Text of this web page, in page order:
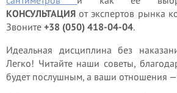
КОНСУЛЬТАЦИЯ от экспертов рынка
Звоните +38 (050) 418-04-04.
Идеальная дисциплина без
Легко! Читайте наши советы,
будет послушным, а ваши отношения